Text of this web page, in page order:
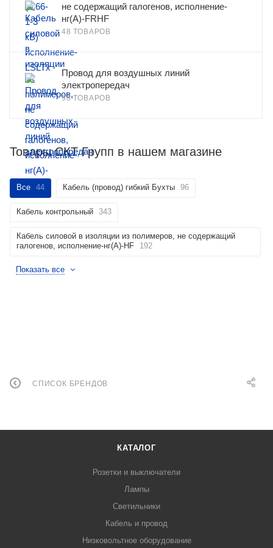
не содержащий галогенов, исполнение-
нг(А)-FRHF
48 ТОВАРОВ
Провод для воздушных линий
электропередач
98 ТОВАРОВ
Товары СКТ Групп в нашем магазине
Все 44 Кабель (провод) гибкий Бухты 96
Кабель контрольный 343
Кабель силовой в изоляции из полимеров, не содержащий
галогенов, исполнение-нг(А)-HF
192
Показать все
СПИСОК БРЕНДОВ
КАТАЛОГ
Розетки и выключатели
Лампы
Светильники
Кабель и провод
Низковольтное оборудование